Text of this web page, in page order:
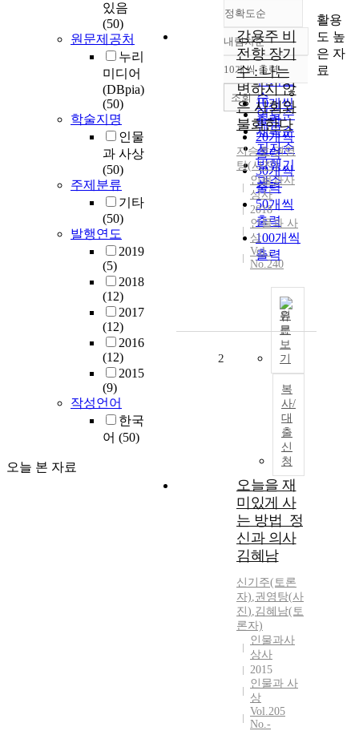
있음
(50)
원문제공처
누리
미디어
(DBpia)
(50)
학술지명
인물
과 사상
(50)
주제분류
기타
(50)
발행연도
2019
(5)
2018
(12)
2017
(12)
2016
(12)
2015
(9)
작성언어
한국
어 (50)
오늘 본 자료
정확도순
정확도
순
인기도
순
연도순
제목순
저자순
발행기
관순
내림차순
내림차순
10개씩 출력
10개씩
출력
20개씩
출력
30개씩
출력
50개씩
출력
100개씩
출력
조회
강용주 비
전향 장기
수 : 나는
변하지 않
은 사회와
불화한다
지승호,권영
탕(사진)
인물과사
상사
2018
인물과 사
상
Vol.-
No.240
원
문
보
기
복
사/
대
출
신
청
2
오늘을 재
미있게 사
는 방법_정
신과 의사
김혜남
신기주(토론
자),권영탕(사
진),김혜남(토
론자)
인물과사
상사
2015
인물과 사
상
Vol.205
No.-
활용
도 높
은 자
료